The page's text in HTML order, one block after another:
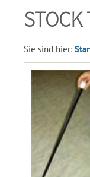
Sie sind hier: